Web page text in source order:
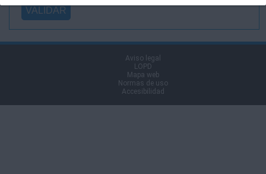
Aviso legal
LOPD
Mapa web
Normas de uso
Accesibilidad